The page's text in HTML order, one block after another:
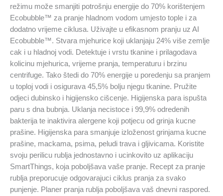
režimu može smanjiti potrošnju energije do 70% korištenjem
Ecobubble™ za pranje hladnom vodom umjesto tople i za
dodatno vrijeme ciklusa. Uživajte u efikasnom pranju uz AI
Ecobubble™. Stvara mjehurice koji uklanjaju 24% više zemlje
cak i u hladnoj vodi. Detektuje i vrstu tkanine i prilagodava
kolicinu mjehurica, vrijeme pranja, temperaturu i brzinu
centrifuge. Tako štedi do 70% energije u poredenju sa pranjem
u toploj vodi i osigurava 45,5% bolju njegu tkanine. Pružite
odjeci dubinsko i higijensko cišcenje. Higijenska para ispušta
paru s dna bubnja. Uklanja necistoce i 99,9% odredenih
bakterija te inaktivira alergene koji potjecu od grinja kucne
prašine. Higijenska para smanjuje izloženost grinjama kucne
prašine, mackama, psima, peludi trava i gljivicama. Koristite
svoju perilicu rublja jednostavno i ucinkovito uz aplikaciju
SmartThings, koja poboljšava vaše pranje. Recept za pranje
rublja preporucuje odgovarajuci ciklus pranja za svako
punjenje. Planer pranja rublja poboljšava vaš dnevni raspored.